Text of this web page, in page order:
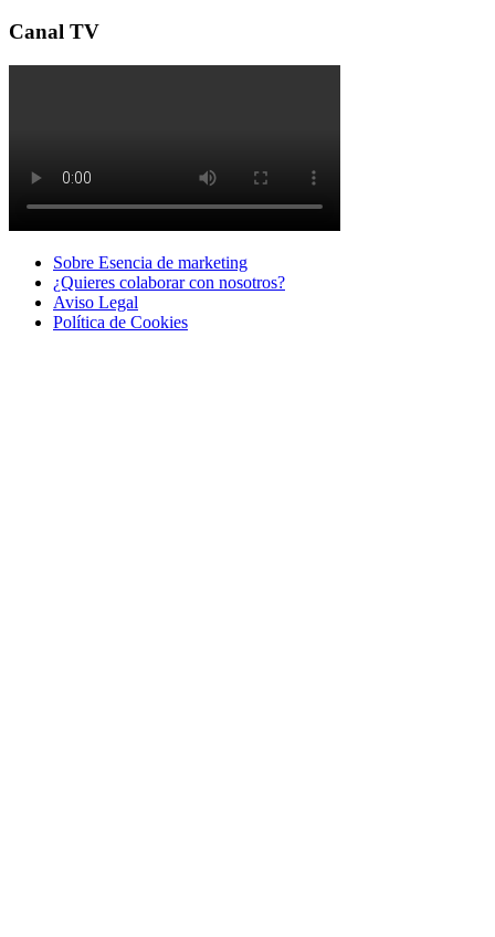
Canal TV
Sobre Esencia de marketing
¿Quieres colaborar con nosotros?
Aviso Legal
Polí­tica de Cookies